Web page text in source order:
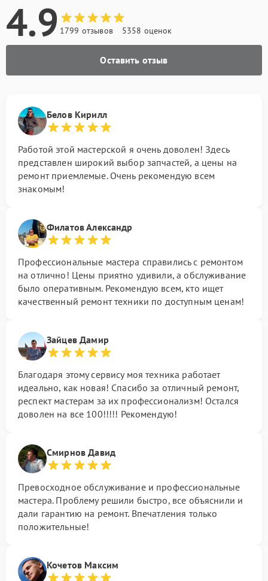
4.9 1799 отзывов 5358 оценок
Оставить отзыв
Белов Кирилл
Работой этой мастерской я очень доволен! Здесь
представлен широкий выбор запчастей, а цены на
ремонт приемлемые. Очень рекомендую всем
знакомым!
Филатов Александр
Профессиональные мастера справились с ремонтом
на отлично! Цены приятно удивили, а обслуживание
было оперативным. Рекомендую всем, кто ищет
качественный ремонт техники по доступным ценам!
Зайцев Дамир
Благодаря этому сервису моя техника работает
идеально, как новая! Спасибо за отличный ремонт,
респект мастерам за их профессионализм! Остался
доволен на все 100!!!!! Рекомендую!
Смирнов Давид
Превосходное обслуживание и профессиональные
мастера. Проблему решили быстро, все объяснили и
дали гарантию на ремонт. Впечатления только
положительные!
Кочетов Максим